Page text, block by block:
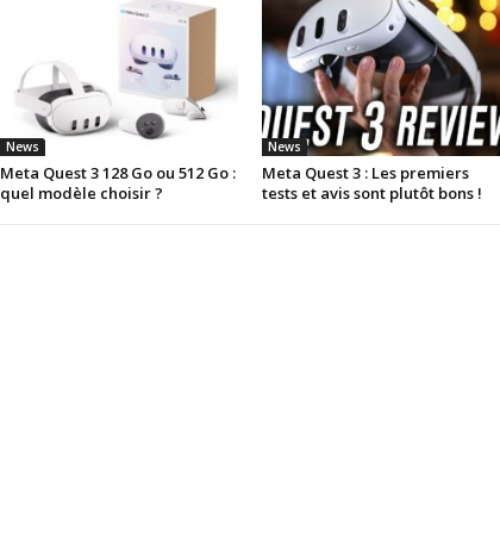
News
Meta Quest 3 128 Go ou 512 Go :
quel modèle choisir ?
News
Meta Quest 3 : Les premiers
tests et avis sont plutôt bons !